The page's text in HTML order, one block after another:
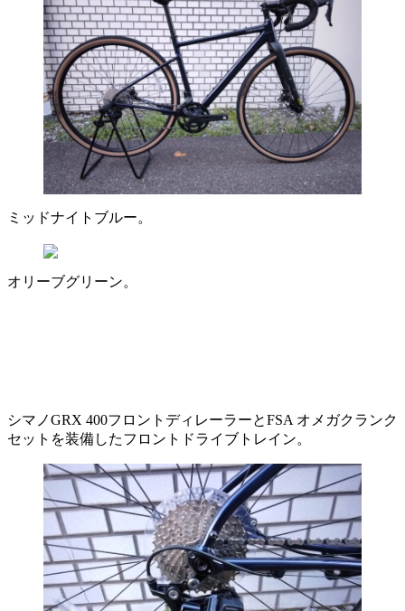
ミッドナイトブルー。
オリーブグリーン。
シマノGRX 400フロントディレーラーとFSA オメガクランク
セットを装備したフロントドライブトレイン。